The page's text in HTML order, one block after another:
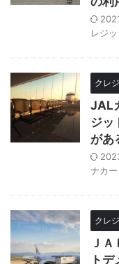
レジ
クレ
JAL
ジッ
があ
ナカー
クレ
Ｊ
ト